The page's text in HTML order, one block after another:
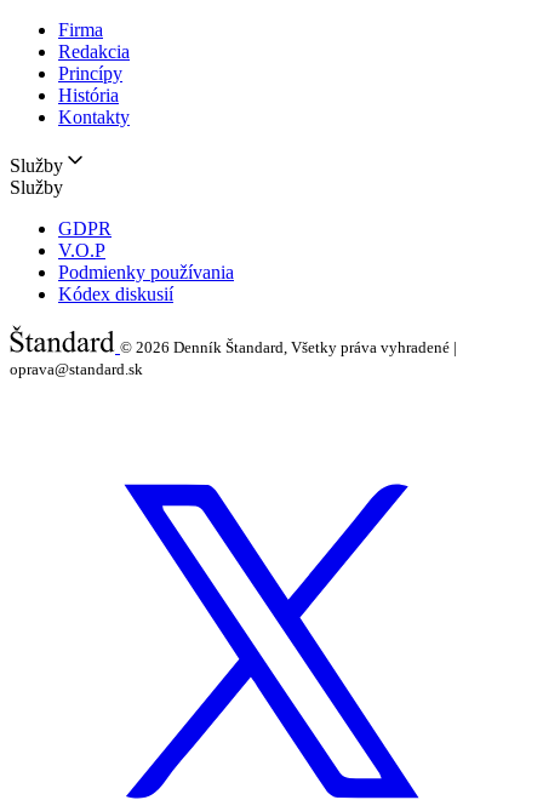
Firma
Redakcia
Princípy
História
Kontakty
Služby
Služby
GDPR
V.O.P
Podmienky používania
Kódex diskusií
© 2026 Denník Štandard, Všetky práva vyhradené |
oprava@standard.sk